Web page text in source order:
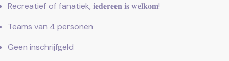
Recreatief of fanatiek, 𝐢𝐞𝐝𝐞𝐫𝐞𝐞𝐧 𝐢𝐬 𝐰𝐞𝐥𝐤𝐨𝐦!
Teams van 4 personen
Geen inschrijfgeld